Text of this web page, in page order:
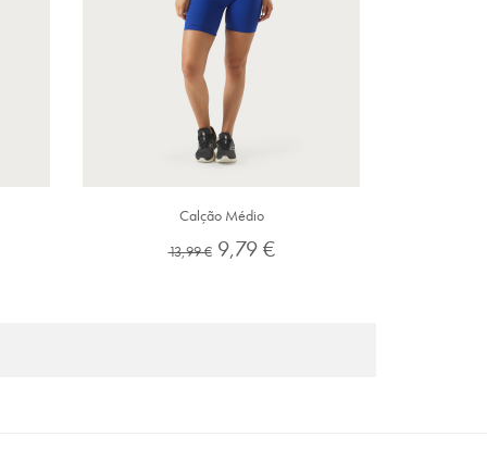
Calção Médio
Preço
13,99 € Preço
9,79 €